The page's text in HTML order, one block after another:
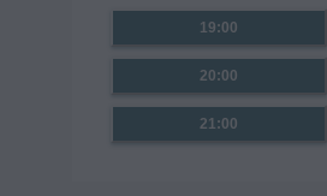
19:00
20:00
21:00